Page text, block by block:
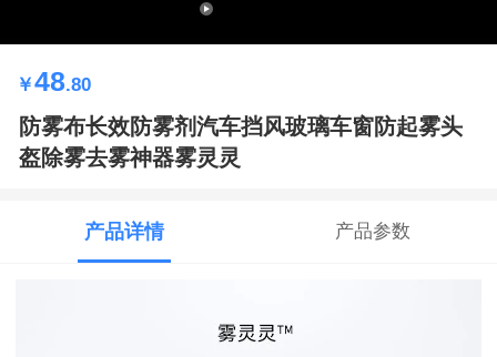
￥48.80
防雾布长效防雾剂汽车挡风玻璃车窗防起雾头
盔除雾去雾神器雾灵灵
产品详情 产品参数